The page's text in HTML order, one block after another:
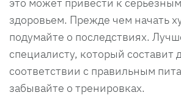
здоровьем. Прежде чем начать
подумайте о последствиях.
специалисту, который составит
соответствии с правильным
забывайте о тренировках.